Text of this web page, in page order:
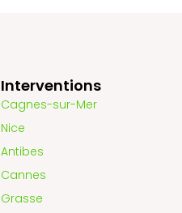
Interventions
Cagnes-sur-Mer
Nice
Antibes
Cannes
Grasse